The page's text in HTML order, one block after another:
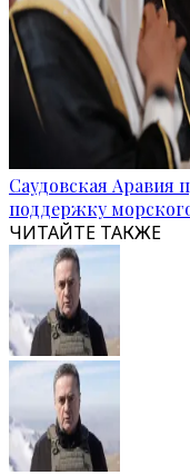
Саудовская Аравия
поддержку
ЧИТАЙТЕ ТАКЖЕ